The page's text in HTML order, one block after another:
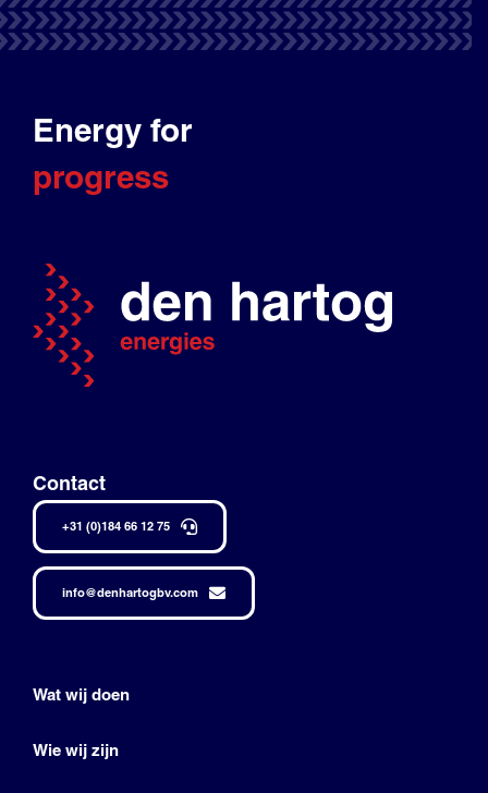
Energy for
progress
Contact
+31 (0)184 66 12 75
info@denhartogbv.com
Wat wij doen
Wie wij zijn